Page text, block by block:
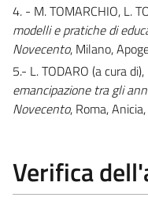
4. - M. TOMARCHIO, L.
modelli e pratiche di
Novecento, Milano,
5.- L. TODARO (a cura di),
emancipazione tra gli
Novecento, Roma,
Verifica